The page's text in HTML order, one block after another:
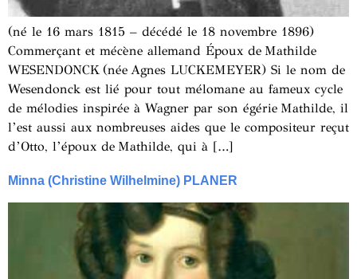
(né le 16 mars 1815 – décédé le 18 novembre 1896)
Commerçant et mécène allemand Époux de Mathilde
WESENDONCK (née Agnes LUCKEMEYER) Si le nom de
Wesendonck est lié pour tout mélomane au fameux cycle
de mélodies inspirée à Wagner par son égérie Mathilde, il
l’est aussi aux nombreuses aides que le compositeur reçut
d’Otto, l’époux de Mathilde, qui à […]
Minna (Christine Wilhelmine) PLANER